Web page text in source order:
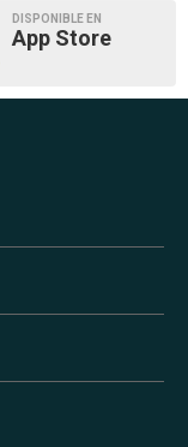
DISPONIBLE EN
App Store